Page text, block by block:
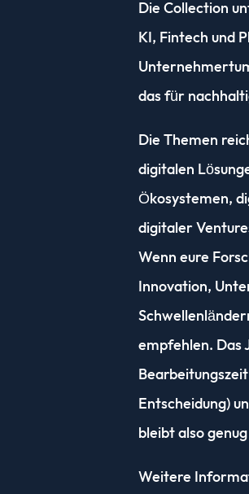
Die Collection
KI, Fintech und
das für
Die Themen
digitalen
Ökosystemen,
digitaler
Wenn eure
Innovation,
empfehlen. Das
Entscheidung)
bleibt also
Weitere